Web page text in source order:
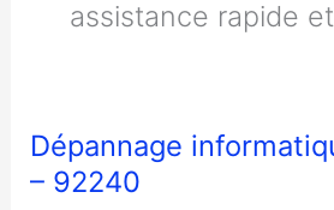
assistance rapide
Dépannage
– 92240